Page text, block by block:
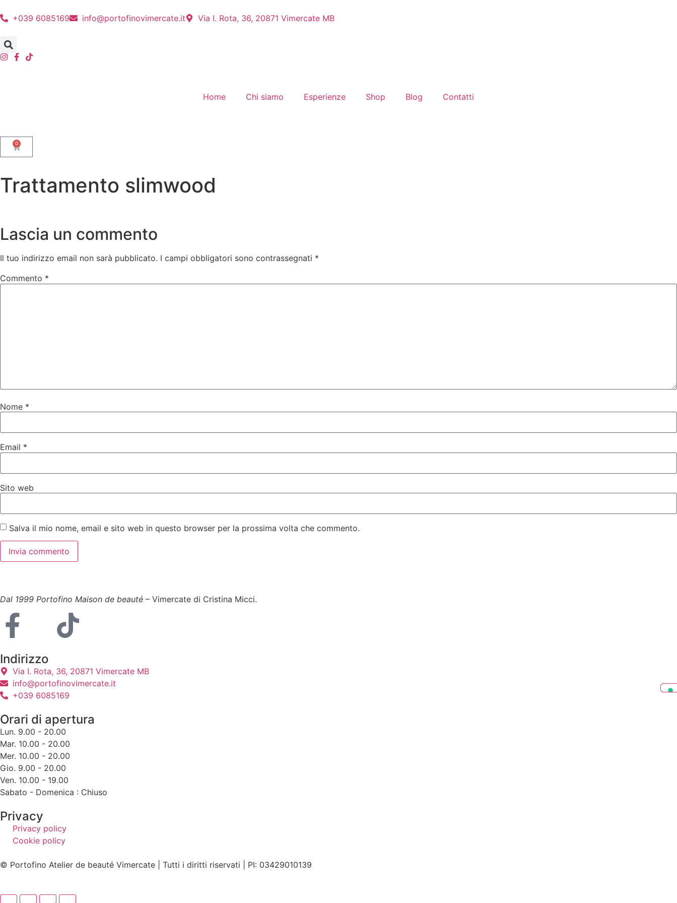
+039 6085169 info@portofinovimercate.it Via I. Rota, 36, 20871 Vimercate MB
Home Chi siamo Esperienze Shop Blog Contatti
0
Trattamento slimwood
Lascia un commento
Il tuo indirizzo email non sarà pubblicato. I campi obbligatori sono contrassegnati *
Commento *
Nome *
Email *
Sito web
Salva il mio nome, email e sito web in questo browser per la prossima volta che commento.
Dal 1999 Portofino Maison de beauté – Vimercate di Cristina Micci.
Indirizzo
Via I. Rota, 36, 20871 Vimercate MB
info@portofinovimercate.it
+039 6085169
Orari di apertura
Lun. 9.00 - 20.00
Mar. 10.00 - 20.00
Mer. 10.00 - 20.00
Gio. 9.00 - 20.00
Ven. 10.00 - 19.00
Sabato - Domenica : Chiuso
Privacy
Privacy policy
Cookie policy
© Portofino Atelier de beauté Vimercate | Tutti i diritti riservati | PI: 03429010139